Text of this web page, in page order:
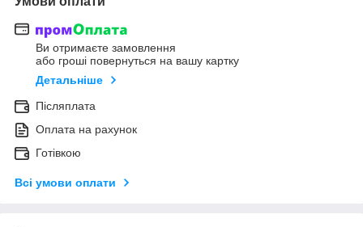
Ви отримаєте замовлення
або гроші повернуться на вашу картку
Детальніше
Післяплата
Оплата на рахунок
Готівкою
Всі умови оплати